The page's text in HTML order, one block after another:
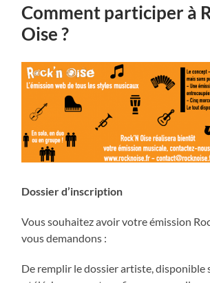
Comment participer à
Oise ?
Dossier d’inscription
Vous souhaitez avoir votre émission
vous demandons :
De remplir le dossier artiste, disponible